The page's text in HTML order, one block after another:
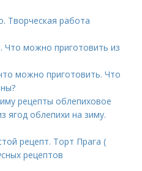
Творческая работа
Что можно приготовить из
можно приготовить. Что
рецепты облепиховое
ягод облепихи на зиму.
рецепт. Торт Прага (
рецептов